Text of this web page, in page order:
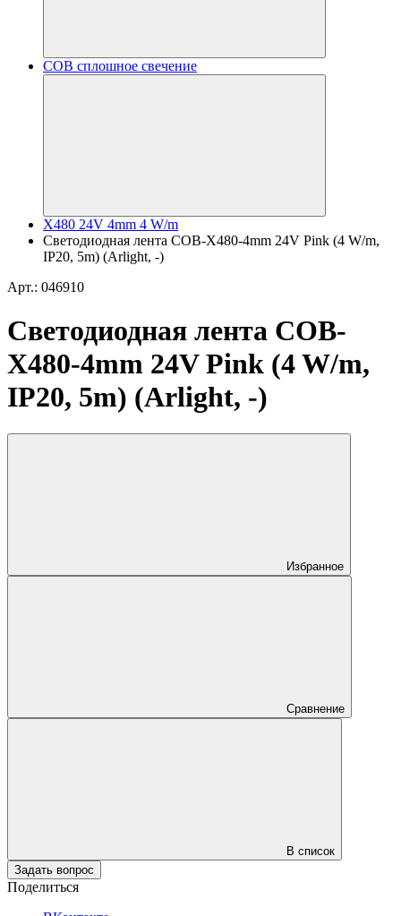
COB сплошное свечение
X480 24V 4mm 4 W/m
Светодиодная лента COB-X480-4mm 24V Pink (4 W/m,
IP20, 5m) (Arlight, -)
Арт.: 046910
Светодиодная лента COB-
X480-4mm 24V Pink (4 W/m,
IP20, 5m) (Arlight, -)
Избранное
Сравнение
В список
Задать вопрос
Поделиться